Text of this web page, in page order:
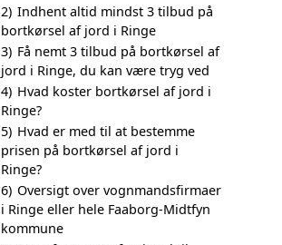
2) Indhent altid mindst 3 tilbud på
bortkørsel af jord i Ringe
3) Få nemt 3 tilbud på bortkørsel af
jord i Ringe, du kan være tryg ved
4) Hvad koster bortkørsel af jord i
Ringe?
5) Hvad er med til at bestemme
prisen på bortkørsel af jord i
Ringe?
6) Oversigt over vognmandsfirmaer
i Ringe eller hele Faaborg-Midtfyn
kommune